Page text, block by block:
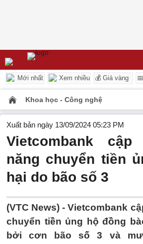
Mới nhất Xem nhiều 💰 Giá vàng
Khoa học - Công nghệ
Xuất bản ngày 13/09/2024 05:23 PM
Vietcombank
năng chuyển tiền
hại do bão số 3
(VTC News) -Vietcombank
chuyển tiền ủng hộ đồng
bởi cơn bão số 3 và